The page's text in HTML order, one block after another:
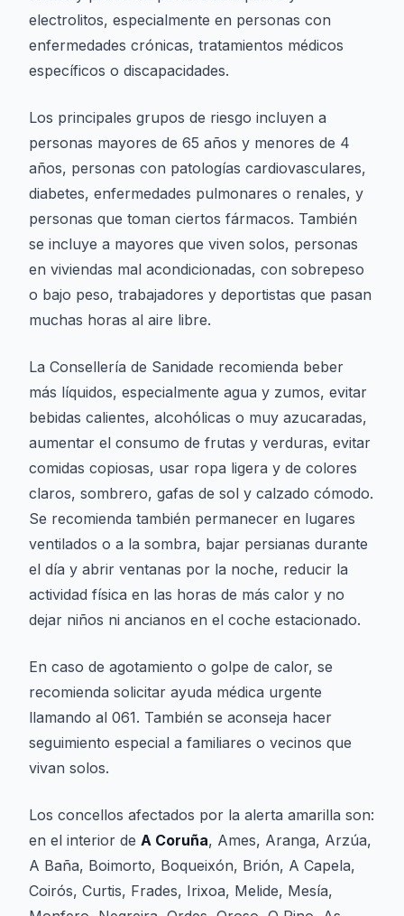
electrolitos, especialmente en personas con
enfermedades crónicas, tratamientos médicos
específicos o discapacidades.
Los principales grupos de riesgo incluyen a
personas mayores de 65 años y menores de 4
años, personas con patologías cardiovasculares,
diabetes, enfermedades pulmonares o renales, y
personas que toman ciertos fármacos. También
se incluye a mayores que viven solos, personas
en viviendas mal acondicionadas, con sobrepeso
o bajo peso, trabajadores y deportistas que pasan
muchas horas al aire libre.
La Consellería de Sanidade recomienda beber
más líquidos, especialmente agua y zumos, evitar
bebidas calientes, alcohólicas o muy azucaradas,
aumentar el consumo de frutas y verduras, evitar
comidas copiosas, usar ropa ligera y de colores
claros, sombrero, gafas de sol y calzado cómodo.
Se recomienda también permanecer en lugares
ventilados o a la sombra, bajar persianas durante
el día y abrir ventanas por la noche, reducir la
actividad física en las horas de más calor y no
dejar niños ni ancianos en el coche estacionado.
En caso de agotamiento o golpe de calor, se
recomienda solicitar ayuda médica urgente
llamando al 061. También se aconseja hacer
seguimiento especial a familiares o vecinos que
vivan solos.
Los concellos afectados por la alerta amarilla son:
en el interior de A Coruña, Ames, Aranga, Arzúa,
A Baña, Boimorto, Boqueixón, Brión, A Capela,
Coirós, Curtis, Frades, Irixoa, Melide, Mesía,